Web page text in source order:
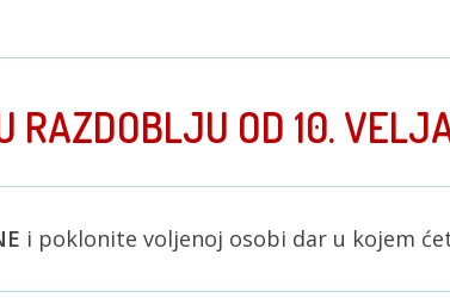
RAZDOBLJU OD 10.
i poklonite voljenoj osobi dar u kojem